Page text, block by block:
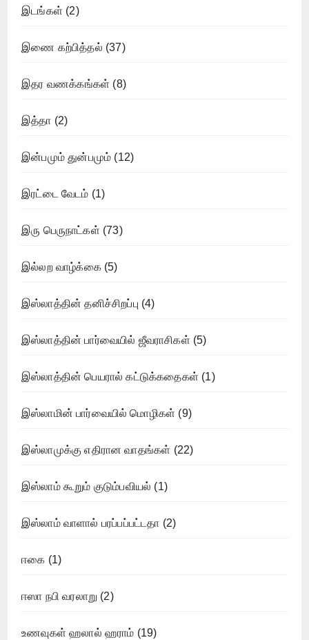
இடங்கள் (2)
இணை கற்பித்தல் (37)
இதர வணக்கங்கள் (8)
இத்தா (2)
இன்பமும் துன்பமும் (12)
இரட்டை வேடம் (1)
இரு பெருநாட்கள் (73)
இல்லற வாழ்க்கை(5)
இஸ்லாத்தின் தனிச்சிறப்பு (4)
இஸ்லாத்தின் பார்வையில் ஜீவராசிகள் (5)
இஸ்லாத்தின் பெயரால் கட்டுக்கதைகள் (1)
இஸ்லாமின் பார்வையில் மொழிகள் (9)
இஸ்லாமுக்கு எதிரான வாதங்கள் (22)
இஸ்லாம் கூறும் குடும்பவியல் (1)
இஸ்லாம் வாளால் பரப்பப்பட்டதா (2)
ஈகை (1)
ஈஸா நபி வரலாறு (2)
உணவுகள் ஹலால் ஹராம் (19)